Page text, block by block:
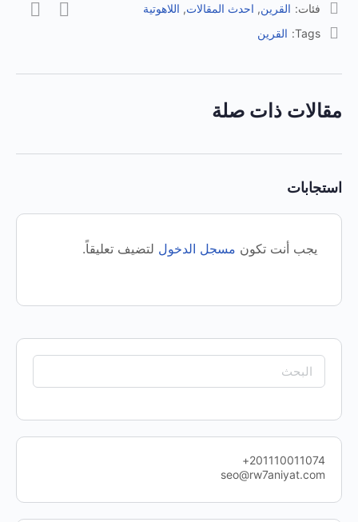
فئات: القرين, احدث المقالات, اللاهوتية
Tags: القرين
مقالات ذات صلة
استجابات
يجب أنت تكون مسجل الدخول لتضيف تعليقاً.
201110011074+
seo@rw7aniyat.com